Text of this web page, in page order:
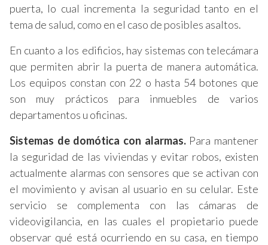
puerta, lo cual incrementa la seguridad tanto en el
tema de salud, como en el caso de posibles asaltos.
En cuanto a los edificios, hay sistemas con telecámara
que permiten abrir la puerta de manera automática.
Los equipos constan con 22 o hasta 54 botones que
son muy prácticos para inmuebles de varios
departamentos u oficinas.
Sistemas de domótica con alarmas.Para mantener
la seguridad de las viviendas y evitar robos, existen
actualmente alarmas con sensores que se activan con
el movimiento y avisan al usuario en su celular. Este
servicio se complementa con las cámaras de
videovigilancia, en las cuales el propietario puede
observar qué está ocurriendo en su casa, en tiempo